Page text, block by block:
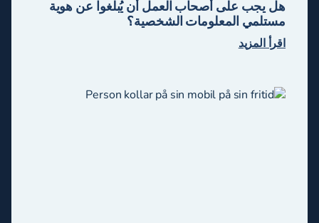
هل يجب على أصحاب العمل أن يُبلغوا عن هوية
مستلمي المعلومات الشخصية؟
اقرأ المزيد